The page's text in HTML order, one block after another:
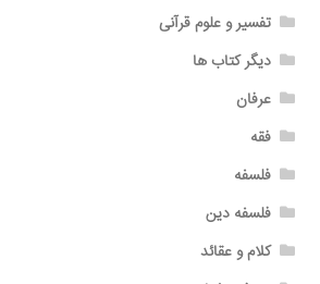
تفسیر و علوم قرآنی
دیگر کتاب ها
عرفان
فقه
فلسفه
فلسفه دین
کلام و عقائد